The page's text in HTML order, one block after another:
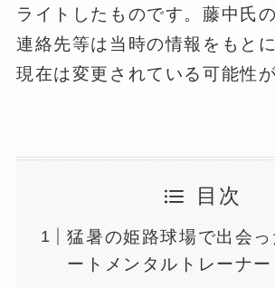
ライトしたものです。藤中氏
連絡先等は当時の情報をもと
現在は変更されている可能性
目次
猛暑の姫路球場で出会っ
ートメンタルトレーナー